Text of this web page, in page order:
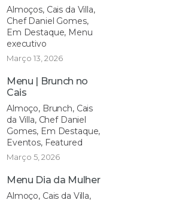
Almoços, Cais da Villa,
Chef Daniel Gomes,
Em Destaque, Menu
executivo
Março 13, 2026
Menu | Brunch no
Cais
Almoço, Brunch, Cais
da Villa, Chef Daniel
Gomes, Em Destaque,
Eventos, Featured
Março 5, 2026
Menu Dia da Mulher
Almoço, Cais da Villa,